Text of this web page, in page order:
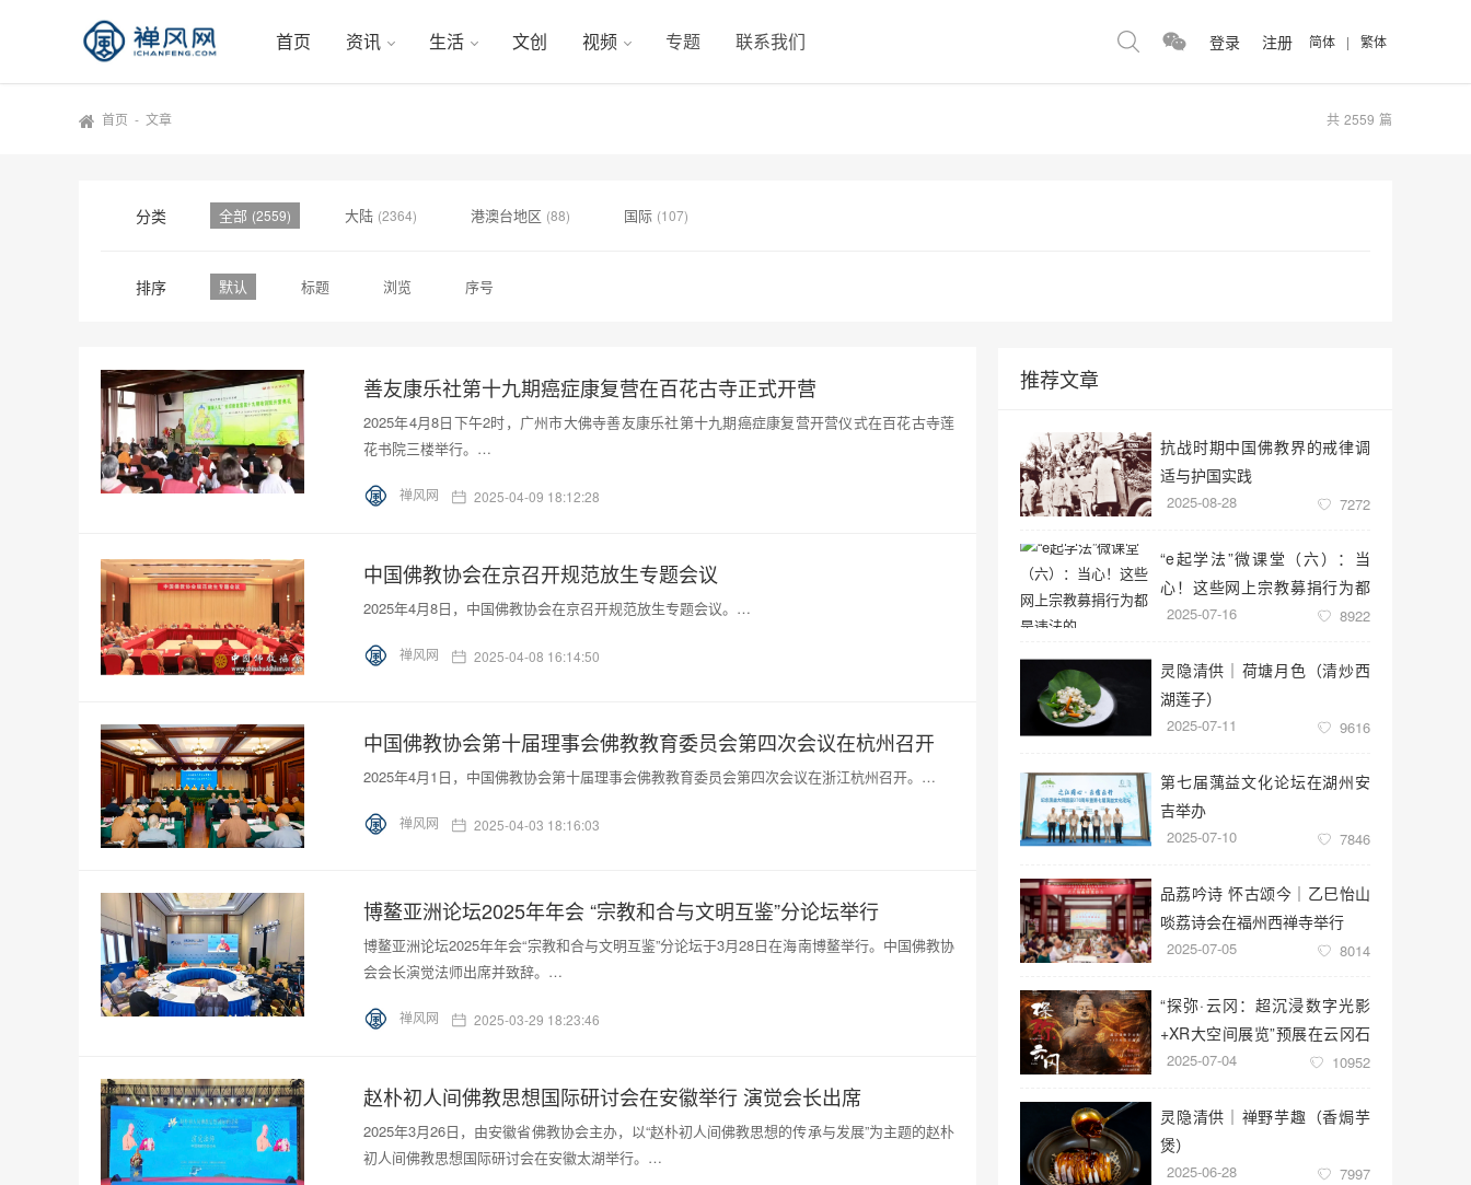
首页 资讯 生活 文创 视频 专题 联系我们 登录 注册 简体 | 繁体
首页 - 文章 共 2559 篇
分类 全部 (2559) 大陆 (2364) 港澳台地区 (88) 国际 (107)
排序 默认 标题 浏览 序号
善友康乐社第十九期癌症康复营在百花古寺正式开营
2025年4月8日下午2时，广州市大佛寺善友康乐社第十九期癌症康复营开营仪式在百花古寺莲
花书院三楼举行。…
禅风网 2025-04-09 18:12:28
中国佛教协会在京召开规范放生专题会议
2025年4月8日，中国佛教协会在京召开规范放生专题会议。…
禅风网 2025-04-08 16:14:50
中国佛教协会第十届理事会佛教教育委员会第四次会议在杭州召开
2025年4月1日，中国佛教协会第十届理事会佛教教育委员会第四次会议在浙江杭州召开。…
禅风网 2025-04-03 18:16:03
博鳌亚洲论坛2025年年会 “宗教和合与文明互鉴”分论坛举行
博鳌亚洲论坛2025年年会“宗教和合与文明互鉴”分论坛于3月28日在海南博鳌举行。中国佛教协
会会长演觉法师出席并致辞。…
禅风网 2025-03-29 18:23:46
赵朴初人间佛教思想国际研讨会在安徽举行 演觉会长出席
2025年3月26日，由安徽省佛教协会主办，以“赵朴初人间佛教思想的传承与发展”为主题的赵朴
初人间佛教思想国际研讨会在安徽太湖举行。…
推荐文章
抗战时期中国佛教界的戒律调
适与护国实践
2025-08-28 7272
“e起学法”微课堂（六）：当
心！这些网上宗教募捐行为都
是违法的
2025-07-16 8922
灵隐清供｜​荷塘月色（清炒西
湖莲子）
2025-07-11 9616
第七届蕅益文化论坛在湖州安
吉举办
2025-07-10 7846
品荔吟诗 怀古颂今｜乙巳怡山
啖荔诗会在福州西禅寺举行
2025-07-05 8014
“探弥·云冈：超沉浸数字光影
+XR大空间展览”预展在云冈石
窟云冈美术馆启幕
2025-07-04 10952
灵隐清供｜​禅野芋趣（香焗芋
煲）
2025-06-28 7997